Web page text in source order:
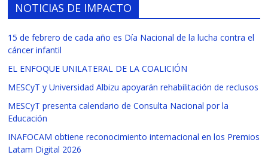
NOTICIAS DE IMPACTO
15 de febrero de cada año es Día Nacional de la lucha contra el
cáncer infantil
EL ENFOQUE UNILATERAL DE LA COALICIÓN
MESCyT y Universidad Albizu apoyarán rehabilitación de reclusos
MESCyT presenta calendario de Consulta Nacional por la
Educación
INAFOCAM obtiene reconocimiento internacional en los Premios
Latam Digital 2026